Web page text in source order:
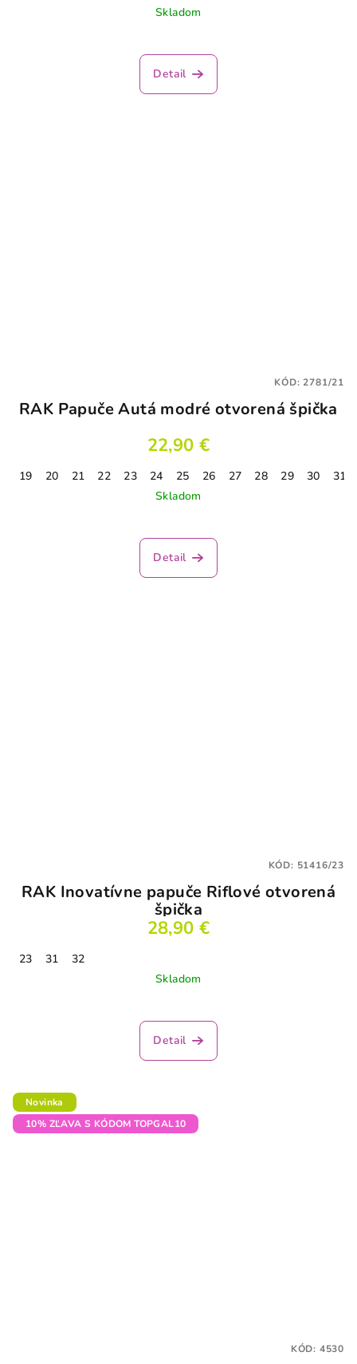
Skladom
Detail
RAK Papuče Autá modré otvorená špička
22,90 €
19 20 21 22 23 24 25 26 27 28 29 30
31
Skladom
hodnotenie
produktu
Detail
KÓD:2781/21
RAK Inovatívne papuče Riflové otvorená
špička
28,90 €
23 31
32
Skladom
Detail
KÓD: 51416/23
Novinka
10% ZĽAVA S KÓDOM TOPGAL10
KÓD: 4530